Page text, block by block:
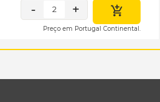
- 2 +
Preço em Portugal Continental.